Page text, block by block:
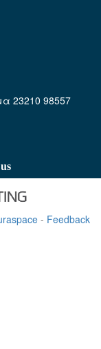
23210 98557
- Feedback